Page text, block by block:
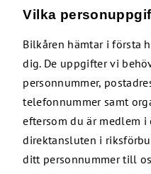
Vilka
Bilkåren hämtar i första
dig. De uppgifter vi
personnummer,
telefonnummer samt
eftersom du är medlem
direktansluten i
ditt personnummer till